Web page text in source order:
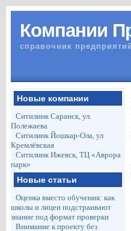
Компании
справочник
Новые компании
Ситилинк Саранск, ул.
Полежаева
Ситилинк Йошкар-Ола, ул
Кремлёвская
Ситилинк Ижевск, ТЦ «Аврора
парк»
Новые статьи
Оценка вместо обучения: как
школы и лицеи подстраивают
знание под формат проверки
Внимание к проекту без